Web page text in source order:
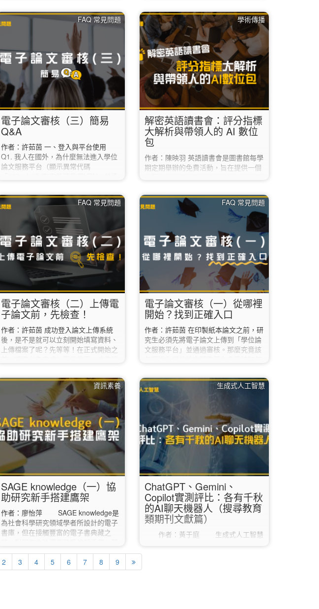
Journal Finder，只要輸入自身論文摘
要即可搜尋，並提供不同指標或期刊資
訊等參考。 以下將以Clarivate的Match
Manuscript為例進行說明： 1. 於科睿
唯安的官網
（https://mjl.clarivate.com/home），
點選上方的「Match Manuscript」。
2. 註冊一組免費帳號。…
Insights按鈕，點擊後自動生成2-5個摘
要要點。依據提示由「文章全文」的內
容提取，運用增強生成RAG技術，減少
AI幻覺（hallucination）與謬誤。協助
在閱讀全文前，快速研判是否符合需
求，節省閱讀的時間。每次生成的AI見
解，內容會略為不同。 AI…
FAQ 常見問題
電子論文審核（三）簡易
Q&A
作者：許茹茵 一、登入與平台使用
Q1. 我人在國外，為什麼無法進入學位
論文服務平台（顯示異常代碼
台上傳論文。 Q2. 我已經進入學位論
文服務平台，但一直無法登入，怎麼
辦？ 登入時請輸入「校務行政資訊入口
網」的帳號密碼，請勿填寫圖書館讀者
專區的帳密。 如果使用校務行政資訊入
口網的帳密還是無法登入的話，請聯絡
本校資訊中心（02-7749-3737；
helpdesk@ntnu.edu.tw）。 Q3.…
學術傳播
解密英語讀書會：評分指標
大解析與帶領人的 AI 數位
包
作者：陳映羽 英語讀書會是圖書館每學
期定期舉辦的免費活動，旨在提供一個
人創意與團隊協作的動態舞臺。 對於第
一次接觸英語讀書會或是初次擔任帶領
人（Leader）的同學來說，除了準備教
材，該如何精準掌握活動的「核心評分
標準」？在 AI 持續進化的 2026 年，
又有哪些新工具能幫你從繁瑣的資料中
解脫，讓讀書會事半功倍？ 1. 掌握關
鍵指標：評分標準大解析 根據評審老師
提供的 NTNU English Party…
FAQ 常見問題
電子論文審核（二）上傳電
子論文前，先檢查！
作者：許茹茵 成功登入論文上傳系統
後，是不是就可以立刻開始填寫資料、
上傳檔案了呢？先等等！在正式開始之
是不是「這個學期」畢業？ 如果你這學
期已經通過口試，但下學期還要實習，
預計等實習結束後才會辦理畢業離校，
請務必等到「確定要畢業的那一個學
期」再將電子論文送出審核，不能提前
在這學期送審。 若不確定自己是否能在
這學期畢業，建議先詢問系所助教或教
務處。 ✔︎ 2. 下載「電子論文上傳說
明」…
FAQ 常見問題
電子論文審核（一）從哪裡
開始？找到正確入口
作者：許茹茵 在印製紙本論文之前，研
究生必須先將電子論文上傳到「學位論
文服務平台」並通過審核。那麼究竟該
意？ 今天，先讓我們來聊聊該怎麼進入
學位論文服務平台吧。 首先，請到圖
書館首頁，在最新消息的右邊找到並點
擊「學位論文服務平台」；或也可以直
接輸入網址
「https://etds.lib.ntnu.edu.tw/」。 如
果您目前人在海外，必須使用VPN連線
回臺灣後才可以正常進入學位論文服務
平台喔！…
資訊素養
SAGE knowledge（一）協
助研究新手搭建鷹架
作者：廖怡萍 SAGE knowledge是
為社會科學研究領域學者所設計的電子
書庫，但在接觸豐富的電子書典藏之
善用此資料庫提供的幾項工具，快速建
立關於研究方法的整體概念。 一登
入資料庫頁面，面對各種選項或許會令
生成式人工智慧
ChatGPT、Gemini、
Copilot實測評比：各有千秋
的AI聊天機器人（搜尋教育
類期刊文獻篇）
作者：黃于庭 生成式人工智慧
2 3 4 5 6 7 8 9